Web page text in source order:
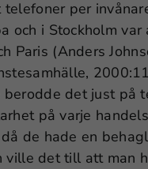
per
och i Stockholm
Paris (Anders
det just på
på varje
de hade en
det till att man